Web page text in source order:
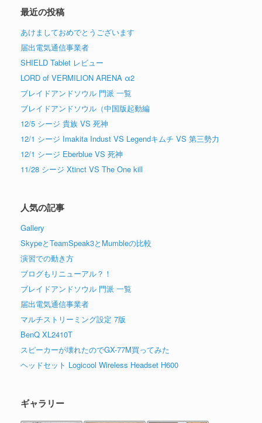
最近の投稿
あけましておめでとうございます
届出電気通信事業者
SHIELD Tablet レビュー
LORD of VERMILION ARENA α2
ブレイドアンドソウル 門派 一覧
ブレイドアンドソウル（中国版起動編
12/5 シージ 貴族 VS 死神
12/1 シージ Imakita Indust VS Legendキムチ VS 第三勢力
12/1 シージ Eberblue VS 死神
11/28 シージ Xtinct VS The One kill
人気の記事
Gallery
SkypeとTeamSpeak3とMumbleの比較
演習での動き方
ブログもリニューアル？！
ブレイドアンドソウル 門派 一覧
届出電気通信事業者
マルチストリーミング設定 7版
BenQ XL2410T
スピーカーが壊れたのでGX-77M買ってみた
ヘッドセット Logicool Wireless Headset H600
ギャラリー